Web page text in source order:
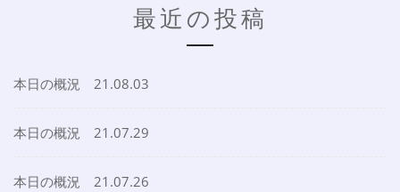
最近の投稿
本日の概況 21.08.03
本日の概況 21.07.29
本日の概況 21.07.26